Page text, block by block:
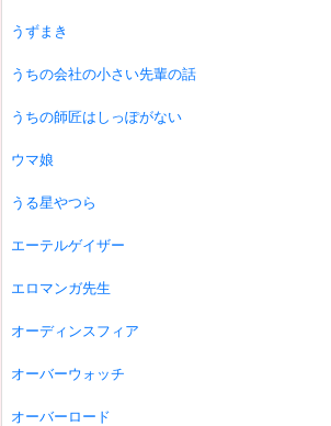
うずまき
うちの会社の小さい先輩の話
うちの師匠はしっぽがない
ウマ娘
うる星やつら
エーテルゲイザー
エロマンガ先生
オーディンスフィア
オーバーウォッチ
オーバーロード